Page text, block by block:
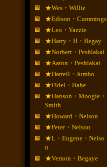
★Wes・Willie
★Edison・Cummings
★Leo・Yazzie
★Harry・H・Begay
★Norbert・Peshlakai
★Aaron・Peshlakai
★Darrell・Jumbo
★Fidel・Bahe
★Hanson・Moogie・
Smith
★Howard・Nelson
★Peter・Nelson
★L・Eugene・Nelso
n
★Vernon・Begaye